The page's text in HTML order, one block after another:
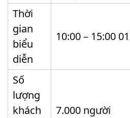
Thời
gian
biểu
diễn
10:00 – 15:00
Số
lượng
khách
7.000 người